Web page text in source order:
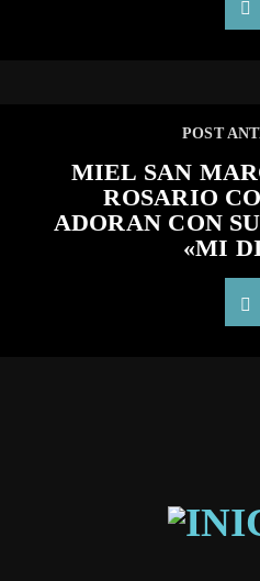
POST
MIEL SAN
ROSARIO
ADORAN CON
«MI